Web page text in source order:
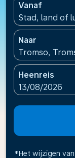
Vanaf
Stad, land of
Naar
Tromso,
Heenreis
fc-booking-
13/08/2026
*Het wijzigen